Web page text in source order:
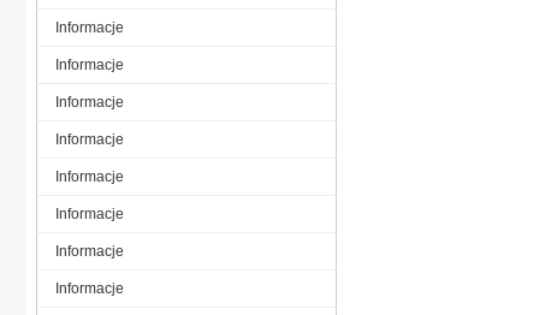
Informacje
Informacje
Informacje
Informacje
Informacje
Informacje
Informacje
Informacje